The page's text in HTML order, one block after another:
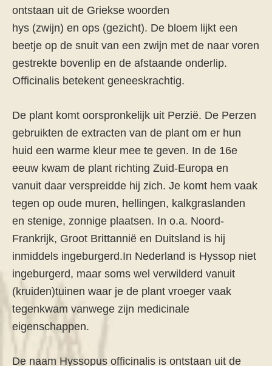
ontstaan uit de Griekse woorden
hys (zwijn) en ops (gezicht). De bloem lijkt een
beetje op de snuit van een zwijn met de naar voren
gestrekte bovenlip en de afstaande onderlip.
Officinalis betekent geneeskrachtig.
De plant komt oorspronkelijk uit Perzië. De Perzen
gebruikten de extracten van de plant om er hun
huid een warme kleur mee te geven. In de 16e
eeuw kwam de plant richting Zuid-Europa en
vanuit daar verspreidde hij zich. Je komt hem vaak
tegen op oude muren, hellingen, kalkgraslanden
en stenige, zonnige plaatsen. In o.a. Noord-
Frankrijk, Groot Brittannië en Duitsland is hij
inmiddels ingeburgerd.In Nederland is Hyssop niet
ingeburgerd, maar soms wel verwilderd vanuit
(kruiden)tuinen waar je de plant vroeger vaak
tegenkwam vanwege zijn medicinale
eigenschappen.
De naam Hyssopus officinalis is ontstaan uit de